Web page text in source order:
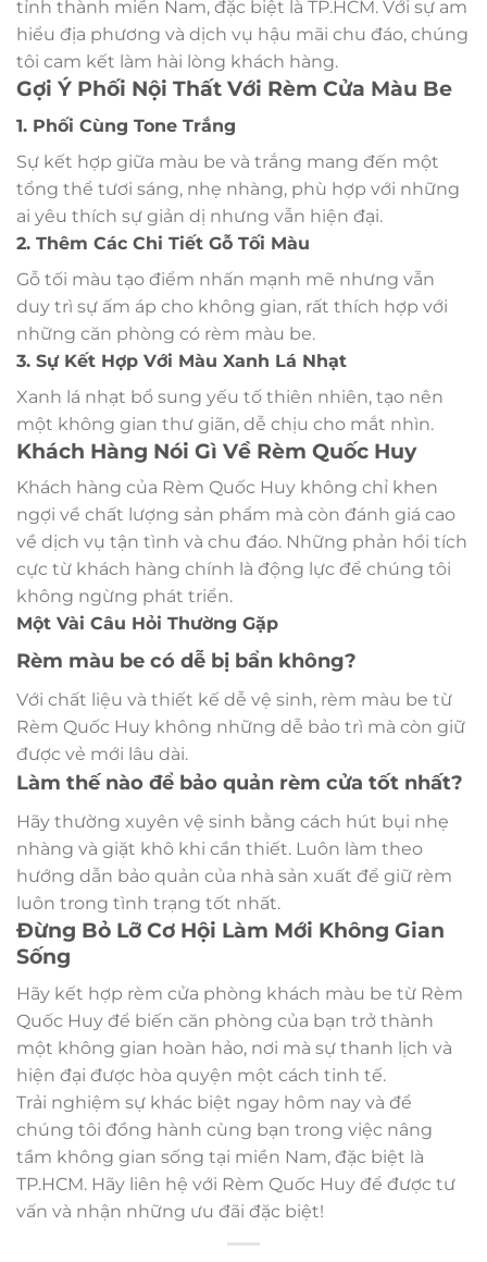
tỉnh thành miền Nam, đặc biệt là TP.HCM. Với sự am
hiểu địa phương và dịch vụ hậu mãi chu đáo, chúng
tôi cam kết làm hài lòng khách hàng.
Gợi Ý Phối Nội Thất Với Rèm Cửa Màu Be
1. Phối Cùng Tone Trắng
Sự kết hợp giữa màu be và trắng mang đến một
tổng thể tươi sáng, nhẹ nhàng, phù hợp với những
ai yêu thích sự giản dị nhưng vẫn hiện đại.
2. Thêm Các Chi Tiết Gỗ Tối Màu
Gỗ tối màu tạo điểm nhấn mạnh mẽ nhưng vẫn
duy trì sự ấm áp cho không gian, rất thích hợp với
những căn phòng có rèm màu be.
3. Sự Kết Hợp Với Màu Xanh Lá Nhạt
Xanh lá nhạt bổ sung yếu tố thiên nhiên, tạo nên
một không gian thư giãn, dễ chịu cho mắt nhìn.
Khách Hàng Nói Gì Về Rèm Quốc Huy
Khách hàng của Rèm Quốc Huy không chỉ khen
ngợi về chất lượng sản phẩm mà còn đánh giá cao
về dịch vụ tận tình và chu đáo. Những phản hồi tích
cực từ khách hàng chính là động lực để chúng tôi
không ngừng phát triển.
Một Vài Câu Hỏi Thường Gặp
Rèm màu be có dễ bị bẩn không?
Với chất liệu và thiết kế dễ vệ sinh, rèm màu be từ
Rèm Quốc Huy không những dễ bảo trì mà còn giữ
được vẻ mới lâu dài.
Làm thế nào để bảo quản rèm cửa tốt nhất?
Hãy thường xuyên vệ sinh bằng cách hút bụi nhẹ
nhàng và giặt khô khi cần thiết. Luôn làm theo
hướng dẫn bảo quản của nhà sản xuất để giữ rèm
luôn trong tình trạng tốt nhất.
Đừng Bỏ Lỡ Cơ Hội Làm Mới Không Gian
Sống
Hãy kết hợp rèm cửa phòng khách màu be từ Rèm
Quốc Huy để biến căn phòng của bạn trở thành
một không gian hoàn hảo, nơi mà sự thanh lịch và
hiện đại được hòa quyện một cách tinh tế.
Trải nghiệm sự khác biệt ngay hôm nay và để
chúng tôi đồng hành cùng bạn trong việc nâng
tầm không gian sống tại miền Nam, đặc biệt là
TP.HCM. Hãy liên hệ với Rèm Quốc Huy để được tư
vấn và nhận những ưu đãi đặc biệt!